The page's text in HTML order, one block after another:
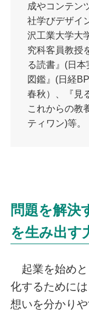
成やコンテン
社学びデザイ
沢工業大学大
究科客員教授
る読書』(日
図鑑』(日経
春秋）、『見
これからの教
ティワン)等。
問題を解決
を生み出す
起業を始めと
化するために
想いを分かり